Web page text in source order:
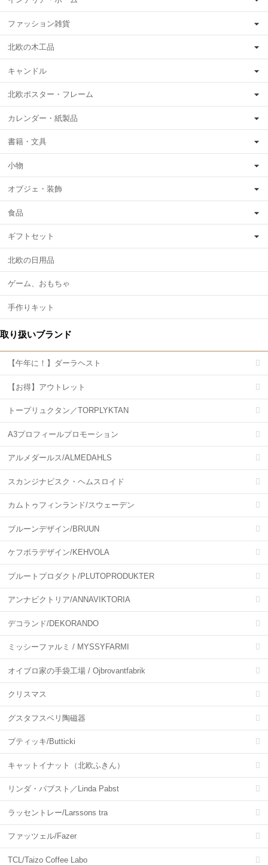
ファッション雑貨
北欧の木工品
キャンドル
北欧ポスター・フレーム
カレンダー・紙製品
書籍・文具
小物
オブジェ・装飾
食品
ギフトセット
北欧の日用品
ゲーム、おもちゃ
手作りキット
取り扱いブランド
【午年に！】ダーラヘスト
【お得】アウトレット
トープリュクタン／TORPLYKTAN
A3プロフィールプロモーション
アルメダールス/ALMEDAHLS
スカンジナビスク・ヘムスロイド
カムトゥフィンランド/スウェーデン
ブルーンデザイン/BRUUN
ケフボラデザイン/KEHVOLA
プルートプロダクト/PLUTOPRODUKTER
アンナビクトリア/ANNAVIKTORIA
デコランド/DEKORANDO
ミッシーファルミ / MYSSYFARMI
オイブロ家の手袋工場 / Ojbrovantfabrik
クリスマス
グスタフスベリ陶磁器
ブティッキ/Butticki
キャットイナット（北欧ふきん）
リンダ・パブスト／Linda Pabst
ラッセントレー/Larssons tra
ファッツェル/Fazer
TCL/Taizo Coffee Labo